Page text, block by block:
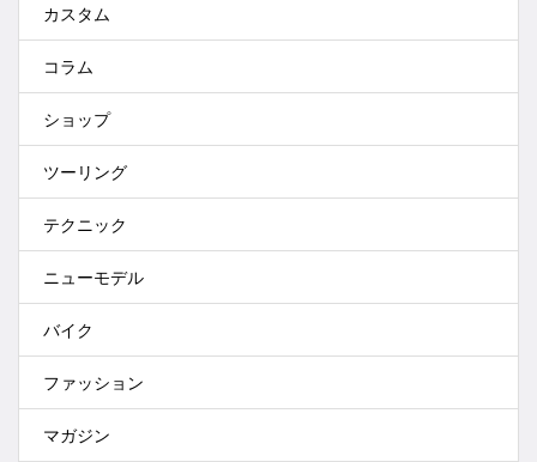
カスタム
コラム
ショップ
ツーリング
テクニック
ニューモデル
バイク
ファッション
マガジン